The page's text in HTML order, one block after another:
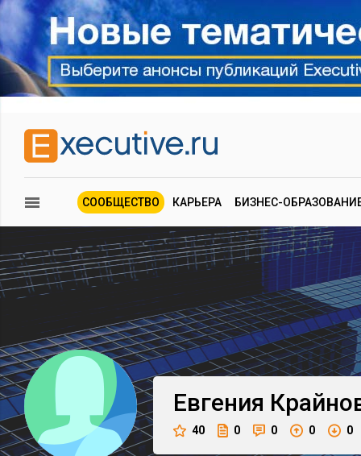
СООБЩЕСТВО КАРЬЕРА БИЗНЕС-
Евгения
40 0 0 0 0